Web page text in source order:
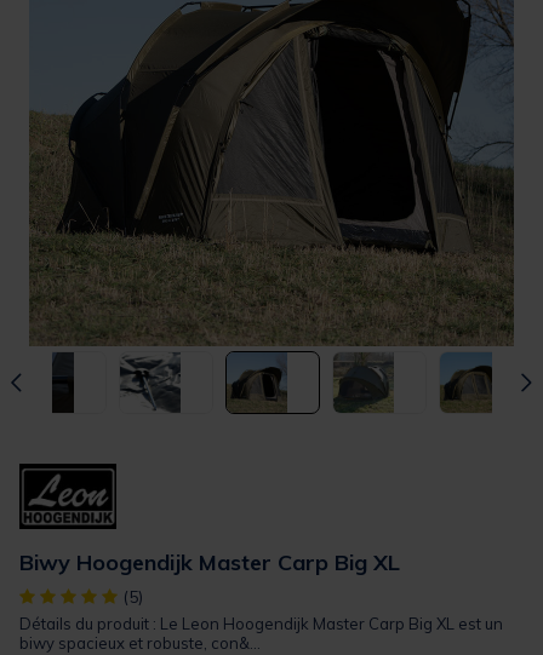
Biwy Hoogendijk Master Carp Big XL
[object Object] out of 5 Customer Rating
(5)
Détails du produit : Le Leon Hoogendijk Master Carp Big XL est un
biwy spacieux et robuste, con&...